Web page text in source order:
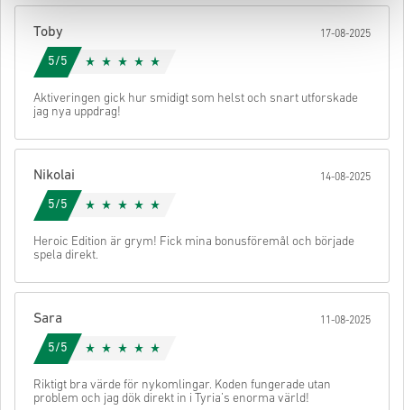
din kod.
Toby 17-08-2025
5/5
Aktiveringen gick hur smidigt som helst och snart utforskade
jag nya uppdrag!
Nikolai 14-08-2025
5/5
Heroic Edition är grym! Fick mina bonusföremål och började
spela direkt.
Sara 11-08-2025
5/5
Riktigt bra värde för nykomlingar. Koden fungerade utan
problem och jag dök direkt in i Tyria’s enorma värld!